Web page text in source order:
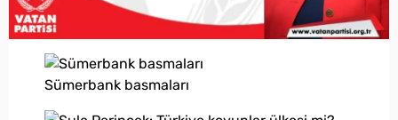
Sümerbank basmaları